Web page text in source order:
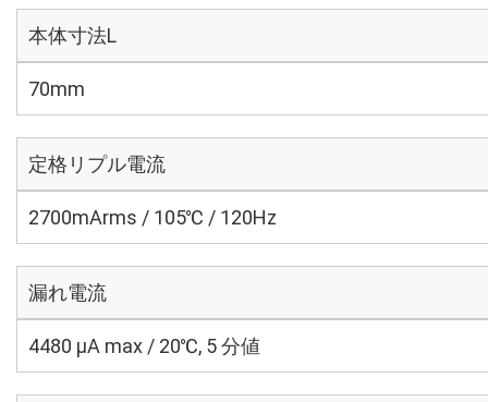
本体寸法L
70mm
定格リプル電流
2700mArms / 105℃ / 120Hz
漏れ電流
4480 μA max / 20℃, 5 分値